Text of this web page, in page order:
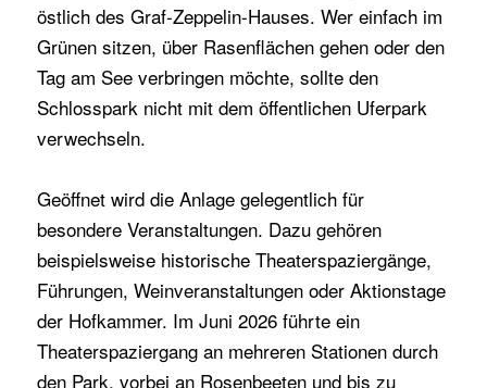
östlich des Graf-Zeppelin-Hauses. Wer einfach im
Grünen sitzen, über Rasenflächen gehen oder den
Tag am See verbringen möchte, sollte den
Schlosspark nicht mit dem öffentlichen Uferpark
verwechseln.
Geöffnet wird die Anlage gelegentlich für
besondere Veranstaltungen. Dazu gehören
beispielsweise historische Theaterspaziergänge,
Führungen, Weinveranstaltungen oder Aktionstage
der Hofkammer. Im Juni 2026 führte ein
Theaterspaziergang an mehreren Stationen durch
den Park, vorbei an Rosenbeeten und bis zu